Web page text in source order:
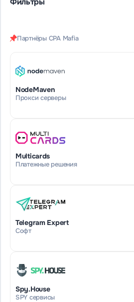
Партнёры CPA Mafia
Прокси серверы
NodeMaven
Платежные решения
Multicards
Софт
Telegram Expert
SPY сервисы
Spy.House